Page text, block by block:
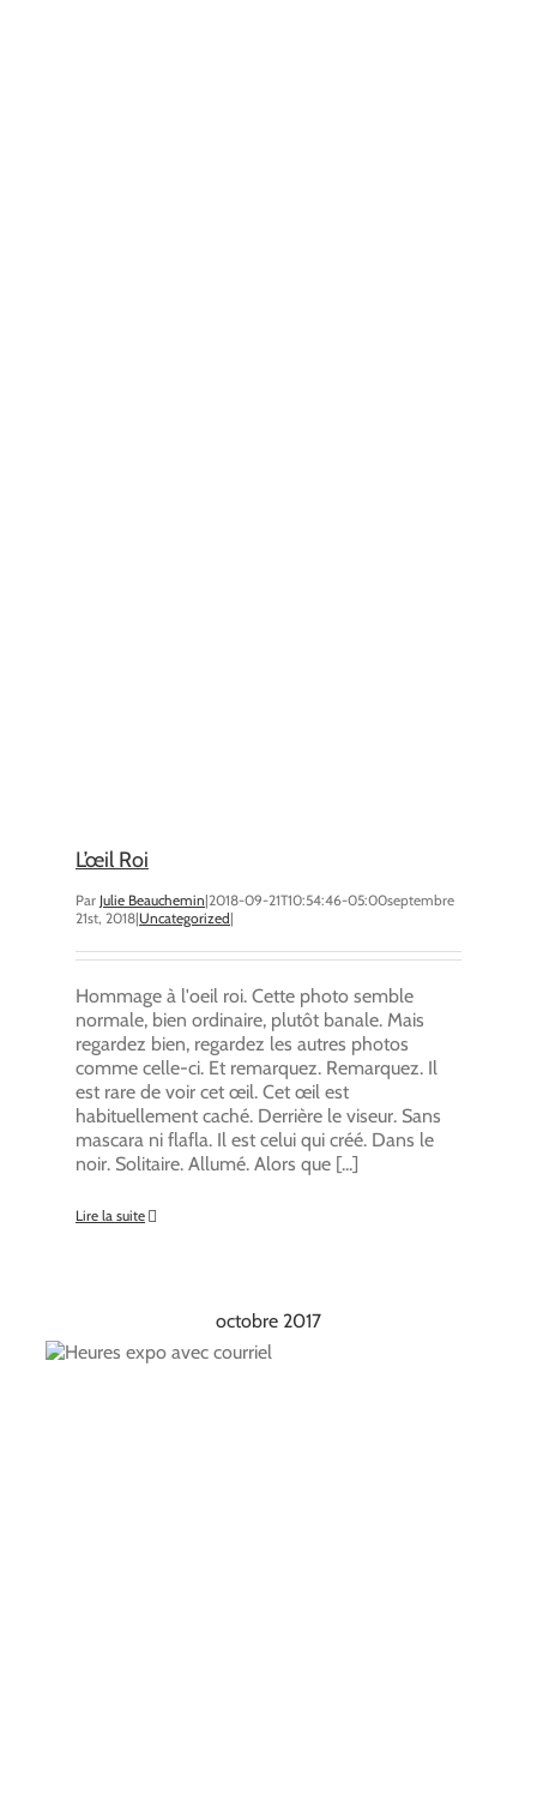
L’œil Roi
Par Julie Beauchemin|2018-09-21T10:54:46-05:00septembre
21st, 2018|Uncategorized|
Hommage à l'oeil roi. Cette photo semble
normale, bien ordinaire, plutôt banale. Mais
regardez bien, regardez les autres photos
comme celle-ci. Et remarquez. Remarquez. Il
est rare de voir cet œil. Cet œil est
habituellement caché. Derrière le viseur. Sans
mascara ni flafla. Il est celui qui créé. Dans le
noir. Solitaire. Allumé. Alors que [...]
Lire la suite
octobre 2017